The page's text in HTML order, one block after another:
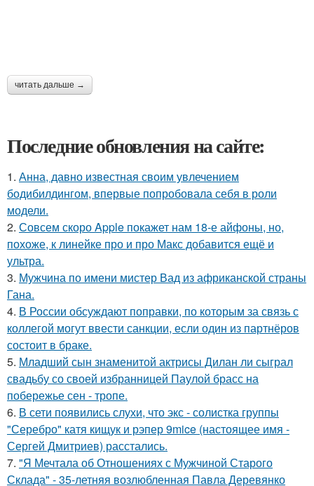
читать дальше →
Последние обновления на сайте:
1. Анна, давно известная своим увлечением
бодибилдингом, впервые попробовала себя в роли
модели.
2. Совсем скоро Apple покажет нам 18-е айфоны, но,
похоже, к линейке про и про Макс добавится ещё и
ультра.
3. Мужчина по имени мистер Вад из африканской страны
Гана.
4. В России обсуждают поправки, по которым за связь с
коллегой могут ввести санкции, если один из партнёров
состоит в браке.
5. Младший сын знаменитой актрисы Дилан ли сыграл
свадьбу со своей избранницей Паулой брасс на
побережье сен - тропе.
6. В сети появились слухи, что экс - солистка группы
"Серебро" катя кищук и рэпер 9mice (настоящее имя -
Сергей Дмитриев) расстались.
7. "Я Мечтала об Отношениях с Мужчиной Старого
Склада" - 35-летняя возлюбленная Павла Деревянко